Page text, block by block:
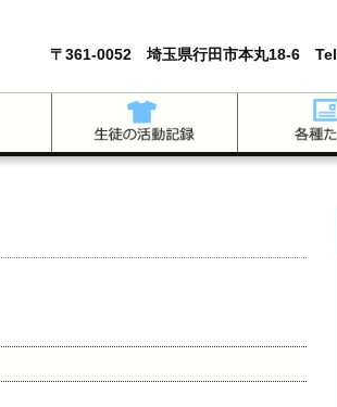
〒361-0052 埼玉県行田市本丸18-6 Tel